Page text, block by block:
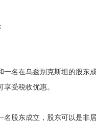
一名在乌兹别克斯坦的股东
享受税收优惠。
名股东成立，股东可以是非